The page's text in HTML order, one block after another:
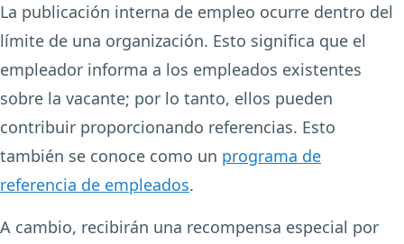
La publicación interna de empleo ocurre dentro del
límite de una organización. Esto significa que el
empleador informa a los empleados existentes
sobre la vacante; por lo tanto, ellos pueden
contribuir proporcionando referencias. Esto
también se conoce como un programa de
referencia de empleados.
A cambio, recibirán una recompensa especial por